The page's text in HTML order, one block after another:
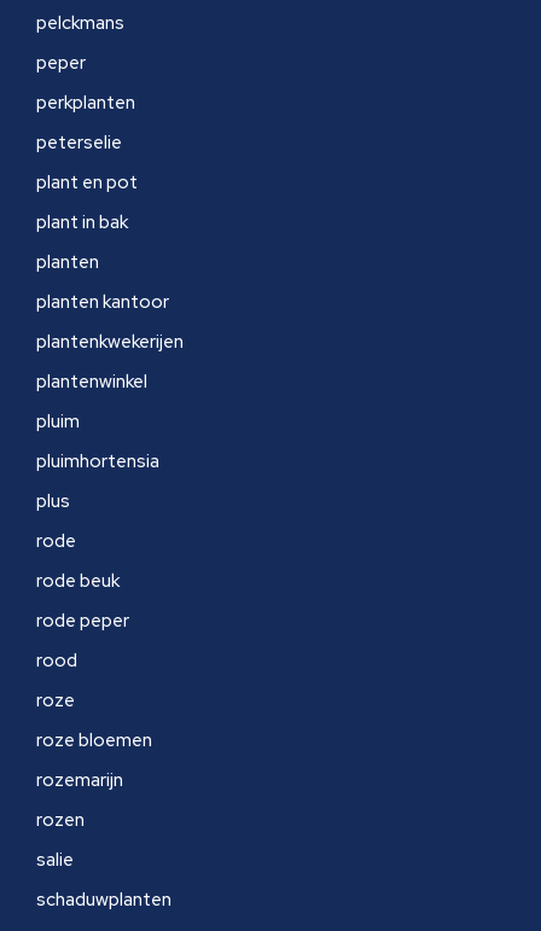
pelckmans
peper
perkplanten
peterselie
plant en pot
plant in bak
planten
planten kantoor
plantenkwekerijen
plantenwinkel
pluim
pluimhortensia
plus
rode
rode beuk
rode peper
rood
roze
roze bloemen
rozemarijn
rozen
salie
schaduwplanten